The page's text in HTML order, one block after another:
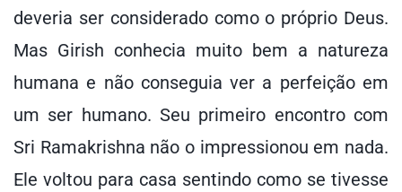
deveria ser considerado como o próprio Deus.
Mas Girish conhecia muito bem a natureza
humana e não conseguia ver a perfeição em
um ser humano. Seu primeiro encontro com
Sri Ramakrishna não o impressionou em nada.
Ele voltou para casa sentindo como se tivesse